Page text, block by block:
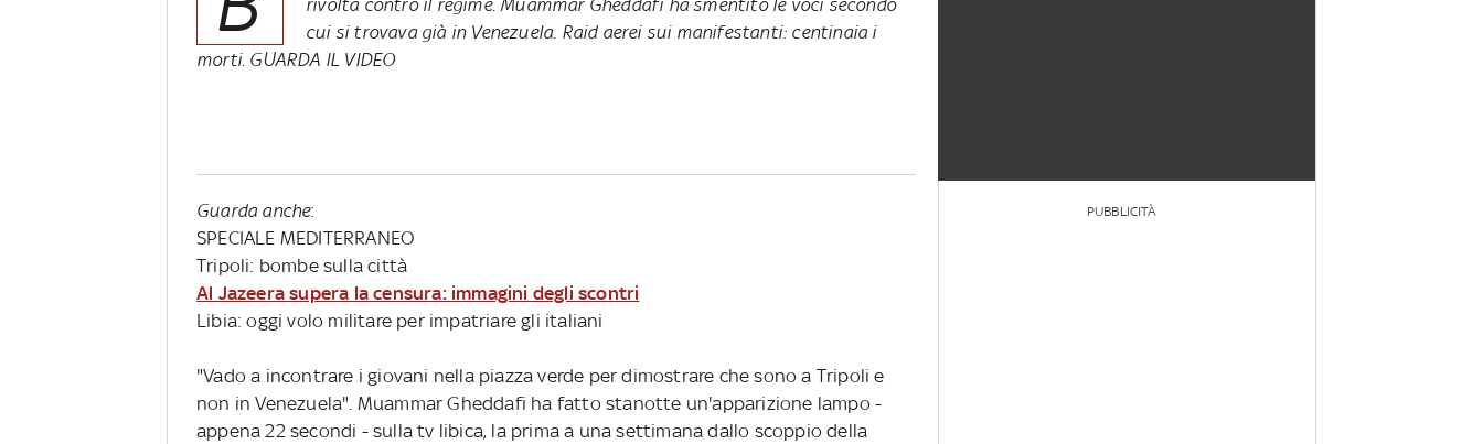
rivolta contro il regime. Muammar Gheddafi ha smentito le voci secondo
cui si trovava già in Venezuela. Raid aerei sui manifestanti: centinaia i
morti. GUARDA IL VIDEO
Guarda anche:
SPECIALE MEDITERRANEO
Tripoli: bombe sulla città
Al Jazeera supera la censura: immagini degli scontri
Libia: oggi volo militare per impatriare gli italiani
"Vado a incontrare i giovani nella piazza verde per dimostrare che sono a Tripoli e
non in Venezuela". Muammar Gheddafi ha fatto stanotte un'apparizione lampo -
appena 22 secondi - sulla tv libica, la prima a una settimana dallo scoppio della
PUBBLICITÀ